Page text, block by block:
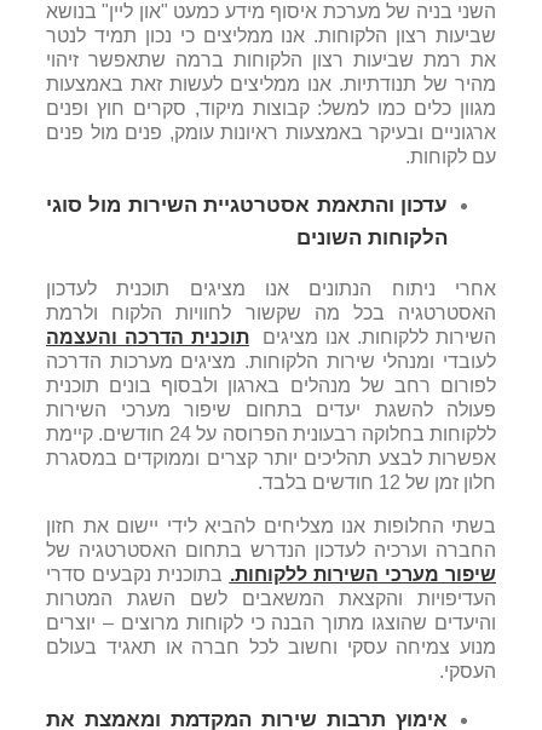
השני בניה של מערכת איסוף מידע כמעט "און ליין" בנושא
שביעות רצון הלקוחות. אנו ממליצים כי נכון תמיד לנטר
את רמת שביעות רצון הלקוחות ברמה שתאפשר זיהוי
מהיר של תנודתיות. אנו ממליצים לעשות זאת באמצעות
מגוון כלים כמו למשל: קבוצות מיקוד, סקרים חוץ ופנים
ארגוניים ובעיקר באמצעות ראיונות עומק, פנים מול פנים
עם לקוחות.
עדכון והתאמת אסטרטגיית השירות מול סוגי
הלקוחות השונים
אחרי ניתוח הנתונים אנו מציגים תוכנית לעדכון
האסטרטגיה בכל מה שקשור לחוויות הלקוח ולרמת
השירות ללקוחות. אנו מציגיםתוכנית הדרכה והעצמה
לעובדי ומנהלי שירות הלקוחות. מציגים מערכות הדרכה
לפורום רחב של מנהלים בארגון ולבסוף בונים תוכנית
פעולה להשגת יעדים בתחום שיפור מערכי השירות
ללקוחות בחלוקה רבעונית הפרוסה על 24 חודשים. קיימת
אפשרות לבצע תהליכים יותר קצרים וממוקדים במסגרת
חלון זמן של 12 חודשים בלבד.
בשתי החלופות אנו מצליחים להביא לידי יישום את חזון
החברה וערכיה לעדכון הנדרש בתחום האסטרטגיה של
שיפור מערכי השירות ללקוחות. בתוכנית נקבעים סדרי
העדיפויות והקצאת המשאבים לשם השגת המטרות
והיעדים שהוצגו מתוך הבנה כי לקוחות מרוצים – יוצרים
מנוע צמיחה עסקי וחשוב לכל חברה או תאגיד בעולם
העסקי.
אימוץ תרבות שירות המקדמת ומאמצת את